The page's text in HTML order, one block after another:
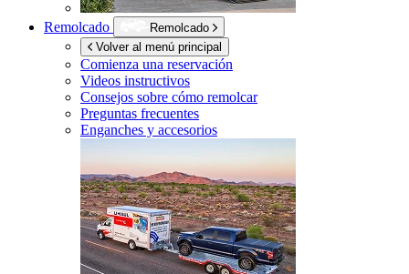
Remolcado
Remolcado
Volver al menú principal
Comienza una reservación
Videos instructivos
Consejos sobre cómo remolcar
Preguntas frecuentes
Enganches y accesorios